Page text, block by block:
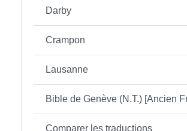
Darby
Crampon
Lausanne
Bible de Genève (N.T.) [Ancien
Comparer les traductions